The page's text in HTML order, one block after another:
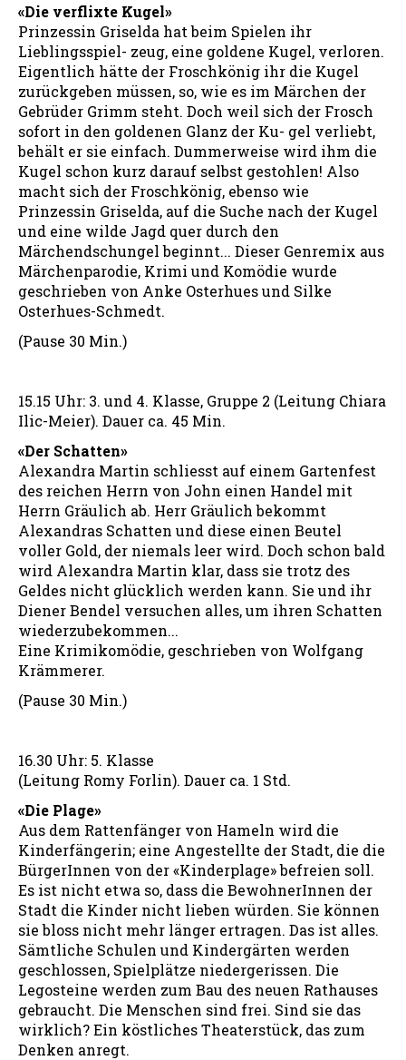
«Die verflixte Kugel»
Prinzessin Griselda hat beim Spielen ihr
Lieblingsspiel- zeug, eine goldene Kugel, verloren.
Eigentlich hätte der Froschkönig ihr die Kugel
zurückgeben müssen, so, wie es im Märchen der
Gebrüder Grimm steht. Doch weil sich der Frosch
sofort in den goldenen Glanz der Ku- gel verliebt,
behält er sie einfach. Dummerweise wird ihm die
Kugel schon kurz darauf selbst gestohlen! Also
macht sich der Froschkönig, ebenso wie
Prinzessin Griselda, auf die Suche nach der Kugel
und eine wilde Jagd quer durch den
Märchendschungel beginnt... Dieser Genremix aus
Märchenparodie, Krimi und Komödie wurde
geschrieben von Anke Osterhues und Silke
Osterhues-Schmedt.
(Pause 30 Min.)
15.15 Uhr: 3. und 4. Klasse, Gruppe 2 (Leitung Chiara
Ilic-Meier). Dauer ca. 45 Min.
«Der Schatten»
Alexandra Martin schliesst auf einem Gartenfest
des reichen Herrn von John einen Handel mit
Herrn Gräulich ab. Herr Gräulich bekommt
Alexandras Schatten und diese einen Beutel
voller Gold, der niemals leer wird. Doch schon bald
wird Alexandra Martin klar, dass sie trotz des
Geldes nicht glücklich werden kann. Sie und ihr
Diener Bendel versuchen alles, um ihren Schatten
wiederzubekommen...
Eine Krimikomödie, geschrieben von Wolfgang
Krämmerer.
(Pause 30 Min.)
16.30 Uhr: 5. Klasse
(Leitung Romy Forlin). Dauer ca. 1 Std.
«Die Plage»
Aus dem Rattenfänger von Hameln wird die
Kinderfängerin; eine Angestellte der Stadt, die die
BürgerInnen von der «Kinderplage» befreien soll.
Es ist nicht etwa so, dass die BewohnerInnen der
Stadt die Kinder nicht lieben würden. Sie können
sie bloss nicht mehr länger ertragen. Das ist alles.
Sämtliche Schulen und Kindergärten werden
geschlossen, Spielplätze niedergerissen. Die
Legosteine werden zum Bau des neuen Rathauses
gebraucht. Die Menschen sind frei. Sind sie das
wirklich? Ein köstliches Theaterstück, das zum
Denken anregt.